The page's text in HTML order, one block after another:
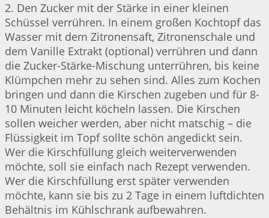
2. Den Zucker mit der Stärke in einer kleinen
Schüssel verrühren. In einem großen Kochtopf das
Wasser mit dem Zitronensaft, Zitronenschale und
dem Vanille Extrakt (optional) verrühren und dann
die Zucker-Stärke-Mischung unterrühren, bis keine
Klümpchen mehr zu sehen sind. Alles zum Kochen
bringen und dann die Kirschen zugeben und für 8-
10 Minuten leicht köcheln lassen. Die Kirschen
sollen weicher werden, aber nicht matschig – die
Flüssigkeit im Topf sollte schön angedickt sein.
Wer die Kirschfüllung gleich weiterverwenden
möchte, soll sie einfach nach Rezept verwenden.
Wer die Kirschfüllung erst später verwenden
möchte, kann sie bis zu 2 Tage in einem luftdichten
Behältnis im Kühlschrank aufbewahren.